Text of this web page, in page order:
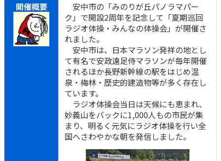
開催概要
安中市の「みのりが丘パノラマパー
ク」で開設2周年を記念して「夏期巡回
ラジオ体操・みんなの体操会」が開催さ
れました。
安中市は、日本マラソン発祥の地とし
て有名で安政遠足侍マラソンが毎年開催
されるほか長野新幹線の駅をはじめ温
泉・梅林・歴史的建造物等が多く存在し
ています。
ラジオ体操会当日は天候にも恵まれ、
妙義山をバックに1,000人もの市民が集
まり、明るく元気にラジオ体操を行い全
国へさわやかな朝を発信しました。